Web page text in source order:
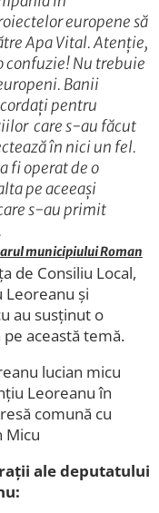
europene să
Apa Vital. Atenție,
confuzie! Nu trebuie
Banii
pentru
care s-au făcut
în nici un fel.
fi operat de o
pe aceeași
s-au primit
municipiului Roman
de Consiliu Local,
și
au susținut o
această temă.
Leoreanu în
comună cu
Micu
ale deputatului